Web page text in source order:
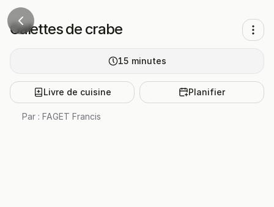
Galettes de crabe
15 minutes
Livre de cuisine Planifier
Par : FAGET Francis